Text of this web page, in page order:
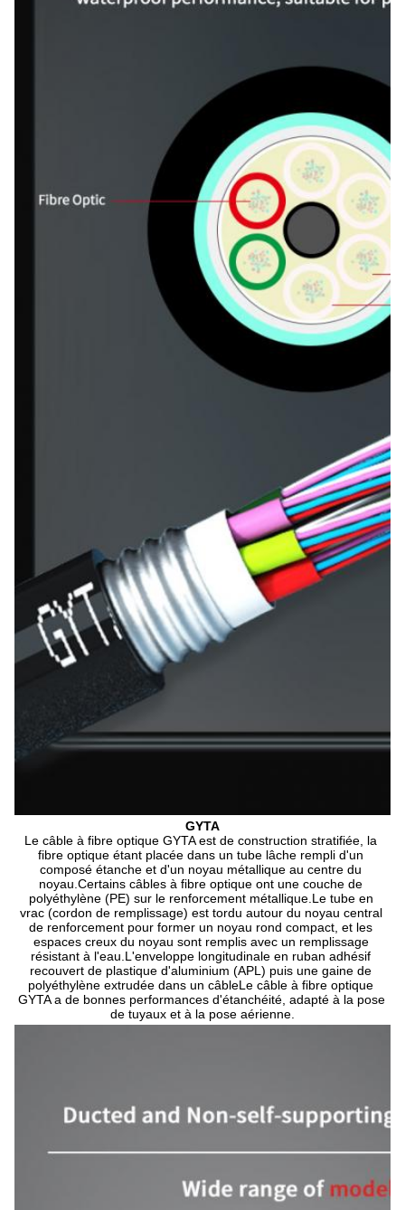
GYTA
Le câble à fibre optique GYTA est de construction stratifiée, la
fibre optique étant placée dans un tube lâche rempli d'un
composé étanche et d'un noyau métallique au centre du
noyau.Certains câbles à fibre optique ont une couche de
polyéthylène (PE) sur le renforcement métallique.Le tube en
vrac (cordon de remplissage) est tordu autour du noyau central
de renforcement pour former un noyau rond compact, et les
espaces creux du noyau sont remplis avec un remplissage
résistant à l'eau.L'enveloppe longitudinale en ruban adhésif
recouvert de plastique d'aluminium (APL) puis une gaine de
polyéthylène extrudée dans un câbleLe câble à fibre optique
GYTA a de bonnes performances d'étanchéité, adapté à la pose
de tuyaux et à la pose aérienne.